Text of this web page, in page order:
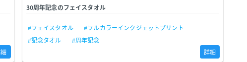
30周年記念のフェイスタオル
#フェイスタオル
#フルカラーインクジェットプリント
#記念タオル
#周年記念
詳細